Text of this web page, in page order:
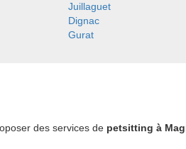
Juillaguet
Dignac
Gurat
des services de petsitting à